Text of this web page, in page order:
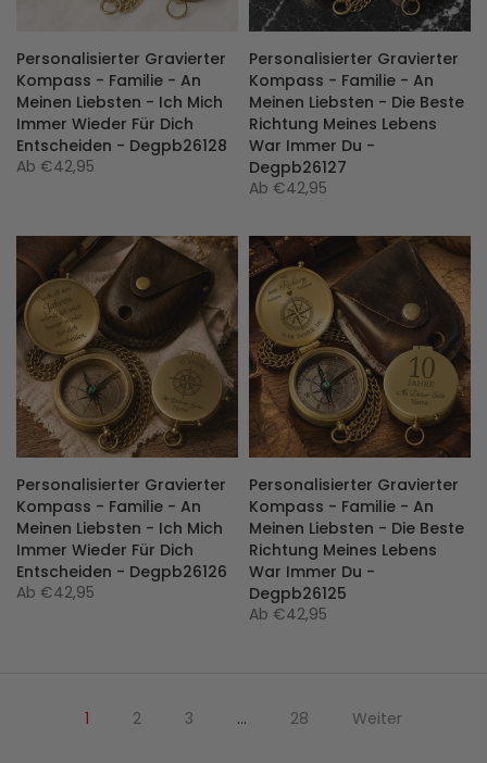
Personalisierter Gravierter
Kompass - Familie - An
Meinen Liebsten - Ich Mich
Immer Wieder Für Dich
Entscheiden - Degpb26128
Ab €42,95
Personalisierter Gravierter
Kompass - Familie - An
Meinen Liebsten - Die Beste
Richtung Meines Lebens
War Immer Du -
Degpb26127
Ab €42,95
Personalisierter Gravierter
Kompass - Familie - An
Meinen Liebsten - Ich Mich
Immer Wieder Für Dich
Entscheiden - Degpb26126
Ab €42,95
Personalisierter Gravierter
Kompass - Familie - An
Meinen Liebsten - Die Beste
Richtung Meines Lebens
War Immer Du -
Degpb26125
Ab €42,95
1 2 3 … 28 Weiter